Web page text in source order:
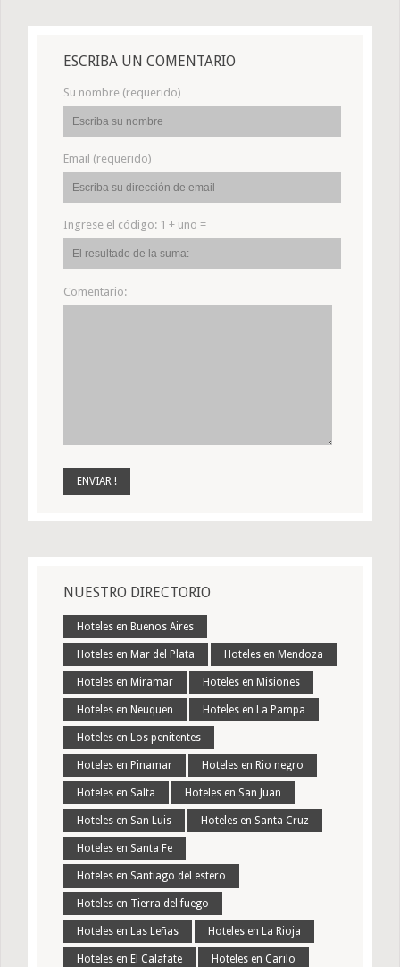
ESCRIBA UN COMENTARIO
Su nombre (requerido)
Email (requerido)
Ingrese el código: 1 + uno =
Comentario:
NUESTRO DIRECTORIO
Hoteles en Buenos Aires
Hoteles en Mar del Plata Hoteles en Mendoza
Hoteles en Miramar Hoteles en Misiones
Hoteles en Neuquen Hoteles en La Pampa
Hoteles en Los penitentes
Hoteles en Pinamar Hoteles en Rio negro
Hoteles en Salta Hoteles en San Juan
Hoteles en San Luis Hoteles en Santa Cruz
Hoteles en Santa Fe
Hoteles en Santiago del estero
Hoteles en Tierra del fuego
Hoteles en Las Leñas Hoteles en La Rioja
Hoteles en El Calafate Hoteles en Carilo